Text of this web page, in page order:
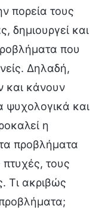
πορεία τους
δημιουργεί και
που
Δηλαδή,
και κάνουν
ψυχολογικά και
η
προβλήματα
πτυχές, τους
Τι ακριβώς